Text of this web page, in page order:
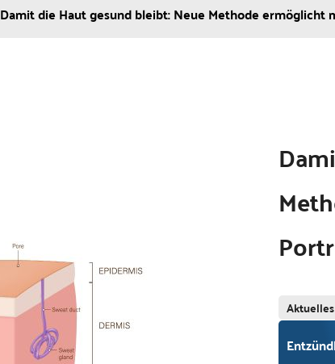
Damit die Haut gesund bleibt: Neue Methode
Aktuelles